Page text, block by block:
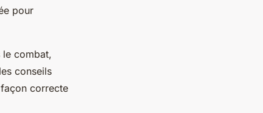
pour
le combat,
conseils
correcte